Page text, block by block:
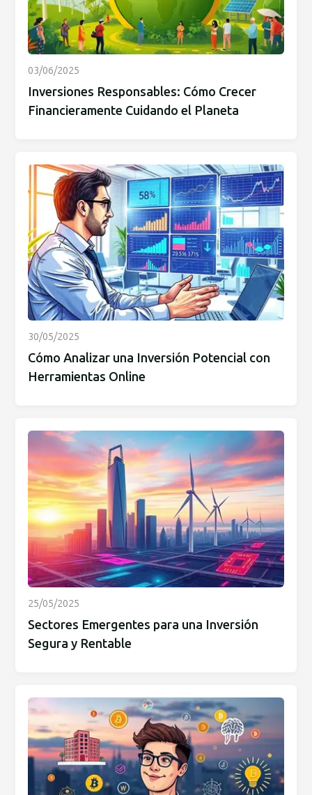
03/06/2025
Inversiones Responsables: Cómo Crecer
Financieramente Cuidando el Planeta
30/05/2025
Cómo Analizar una Inversión Potencial con
Herramientas Online
25/05/2025
Sectores Emergentes para una Inversión
Segura y Rentable